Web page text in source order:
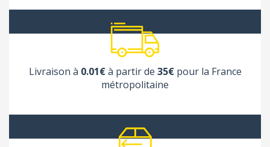
Livraison à 0.01€à partir de 35€pour la France
métropolitaine